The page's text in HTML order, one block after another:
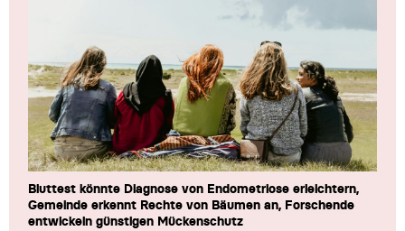
Bluttest könnte Diagnose von Endometriose erleichtern,
Gemeinde erkennt Rechte von Bäumen an, Forschende
entwickeln günstigen Mückenschutz